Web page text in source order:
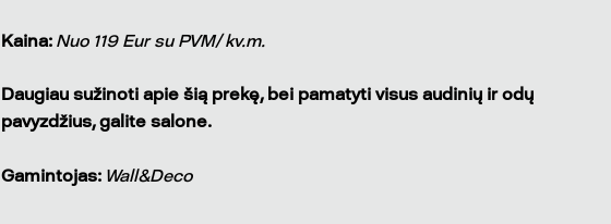
Kaina: Nuo 119 Eur su PVM/ kv.m.
Daugiau sužinoti apie šią prekę, bei pamatyti visus audinių ir odų
pavyzdžius, galite salone.
Gamintojas: Wall&Deco